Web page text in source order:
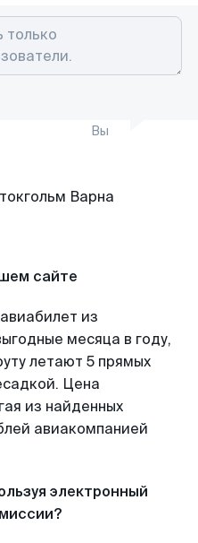
Вы
сайте
из
месяца в году,
летают 5 прямых
Цена
из найденных
авиакомпанией
электронный